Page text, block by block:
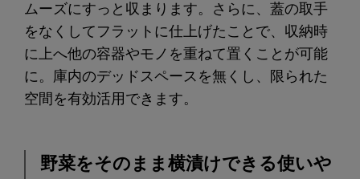
ムーズにすっと収まります。さらに、蓋の取手
をなくしてフラットに仕上げたことで、収納時
に上へ他の容器やモノを重ねて置くことが可能
に。庫内のデッドスペースを無くし、限られた
空間を有効活用できます。
野菜をそのまま横漬けできる使いや